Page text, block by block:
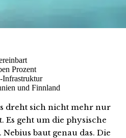
Prozent
Infrastruktur
und Finnland
dreht sich nicht mehr nur
Es geht um die physische
baut genau das. Die